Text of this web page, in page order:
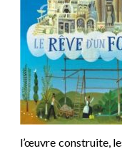
l’œuvre construite,